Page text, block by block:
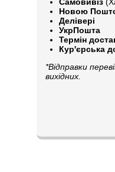
Самовивіз
Новою
Делівері
УкрПошта
Термін
Кур'єрська
*Відправки
вихідних.